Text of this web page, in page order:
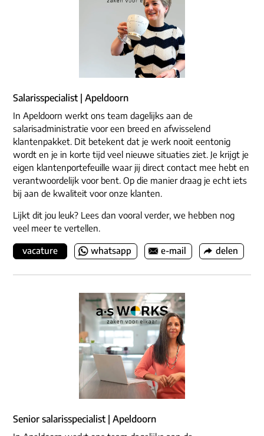
Salarisspecialist | Apeldoorn
In Apeldoorn werkt ons team dagelijks aan de
salarisadministratie voor een breed en afwisselend
klantenpakket. Dit betekent dat je werk nooit eentonig
wordt en je in korte tijd veel nieuwe situaties ziet. Je krijgt je
eigen klantenportefeuille waar jij direct contact mee hebt en
verantwoordelijk voor bent. Op die manier draag je echt iets
bij aan de kwaliteit voor onze klanten.
Lijkt dit jou leuk? Lees dan vooral verder, we hebben nog
veel meer te vertellen.
vacature whatsapp e-mail delen
Senior salarisspecialist | Apeldoorn